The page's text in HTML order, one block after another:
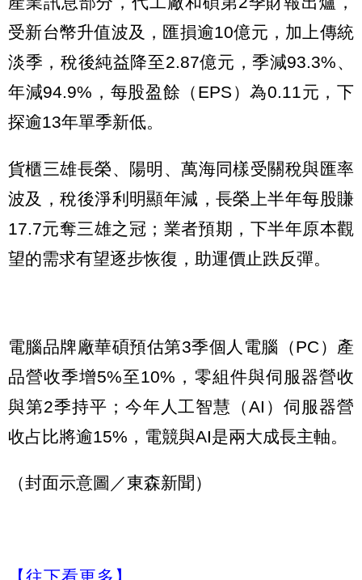
受新台幣升值波及，匯損逾10億元，加上傳統
淡季，稅後純益降至2.87億元，季減93.3%、
年減94.9%，每股盈餘（EPS）為0.11元，下
探逾13年單季新低。
貨櫃三雄長榮、陽明、萬海同樣受關稅與匯率
波及，稅後淨利明顯年減，長榮上半年每股賺
17.7元奪三雄之冠；業者預期，下半年原本觀
望的需求有望逐步恢復，助運價止跌反彈。
電腦品牌廠華碩預估第3季個人電腦（PC）產
品營收季增5%至10%，零組件與伺服器營收
與第2季持平；今年人工智慧（AI）伺服器營
收占比將逾15%，電競與AI是兩大成長主軸。
（封面示意圖／東森新聞）